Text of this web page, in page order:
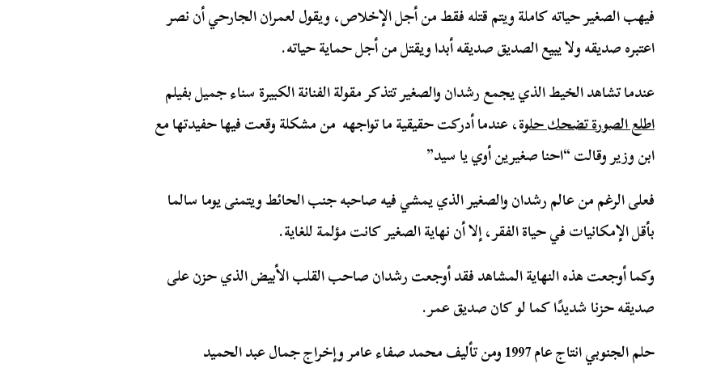
فيهب الصغير حياته كاملة ويتم قتله فقط من أجل الإخلاص، ويقول لعمران الجارحي أن نصر
اعتبره صديقه ولا يبيع الصديق صديقه أبدا ويقتل من أجل حماية حياته.
عندما تشاهد الخيط الذي يجمع رشدان والصغير تتذكر مقولة الفنانة الكبيرة سناء جميل بفيلم
اطلع الصورة تضحك حلوة، عندما أدركت حقيقية ما تواجهه من مشكلة وقعت فيها حفيدتها مع
ابن وزير وقالت “احنا صغيرين أوي يا سيد”
فعلى الرغم من عالم رشدان والصغير الذي يمشي فيه صاحبه جنب الحائط ويتمنى يوما سالما
بأقل الإمكانيات في حياة الفقر، إلا أن نهاية الصغير كانت مؤلمة للغاية.
وكما أوجعت هذه النهاية المشاهد فقد أوجعت رشدان صاحب القلب الأبيض الذي حزن على
صديقه حزنا شديدًا كما لو كان صديق عمر.
حلم الجنوبي انتاج عام 1997 ومن تأليف محمد صفاء عامر وإخراج جمال عبد الحميد